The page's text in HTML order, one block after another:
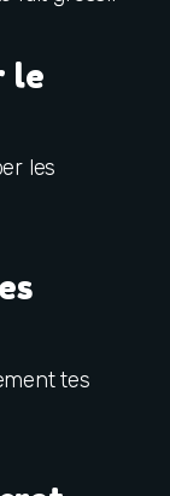
le
les
tes